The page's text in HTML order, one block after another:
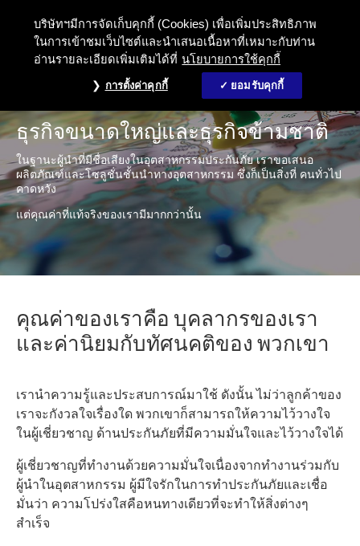
ธุรกิจขนาดใหญ่และธุรกิจข้ามชาติ
ในฐานะผู้นำที่มีชื่อเสียงในอุตสาหกรรมประกันภัย เราขอเสนอ
ผลิตภัณฑ์และโซลูชั่นชั้นนำทางอุตสาหกรรม ซึ่งก็เป็นสิ่งที่ คนทั่วไป
คาดหวัง
แต่คุณค่าที่แท้จริงของเรามีมากกว่านั้น
คุณค่าของเราคือ บุคลากรของเรา
และค่านิยมกับทัศนคติของ พวกเขา
เรานำความรู้และประสบการณ์มาใช้ ดังนั้น ไม่ว่าลูกค้าของ
เราจะกังวลใจเรื่องใด พวกเขาก็สามารถให้ความไว้วางใจ
ในผู้เชี่ยวชาญ ด้านประกันภัยที่มีความมั่นใจและไว้วางใจได้
ผู้เชี่ยวชาญที่ทำงานด้วยความมั่นใจเนื่องจากทำงานร่วมกับ
ผู้นำในอุตสาหกรรม ผู้มีใจรักในการทำประกันภัยและเชื่อ
มั่นว่า ความโปร่งใสคือหนทางเดียวที่จะทำให้สิ่งต่างๆ
สำเร็จ
บริษัทฯมีการจัดเก็บคุกกี้ (Cookies) เพื่อเพิ่มประสิทธิภาพ
ในการเข้าชมเว็บไซต์และนำเสนอเนื้อหาที่เหมาะกับท่าน
อ่านรายละเอียดเพิ่มเติมได้ที่ นโยบายการใช้คุกกี้
การตั้งค่าคุกกี้ ยอมรับคุกกี้